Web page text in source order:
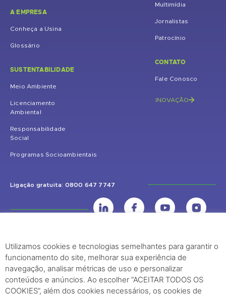
A EMPRESA
Conheça a Usina
Glossário
SUSTENTABILIDADE
Meio Ambiente
Licenciamento
Ambiental
Responsabilidade
Social
Programas Socioambientais
Multimídia
Jornalistas
Patrocínio
CONTATO
Fale Conosco
INOVAÇÃO
Ligação gratuita: 0800 647 7747
UHE Jirau
Rodovia BR-364, KM 824 S/Nº - Distrito de Jaci Paraná – Porto Velho
(RO) – CEP: 76840-000 – Telefone: (69) 2182.8600
Utilizamos cookies e tecnologias semelhantes para garantir o
funcionamento do site, melhorar sua experiência de
navegação, analisar métricas de uso e personalizar
conteúdos e anúncios. Ao escolher “ACEITAR TODOS OS
COOKIES”, além dos cookies necessários, os cookies de